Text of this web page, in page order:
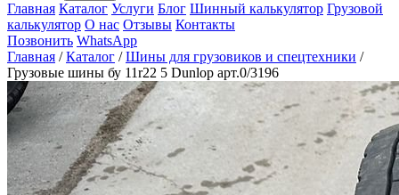
Главная Каталог Услуги Блог Шинный калькулятор Грузовой
калькулятор О нас Отзывы Контакты
Позвонить WhatsApp
Главная / Каталог / Шины для грузовиков и спецтехники /
Грузовые шины бу 11r22 5 Dunlop арт.0/3196